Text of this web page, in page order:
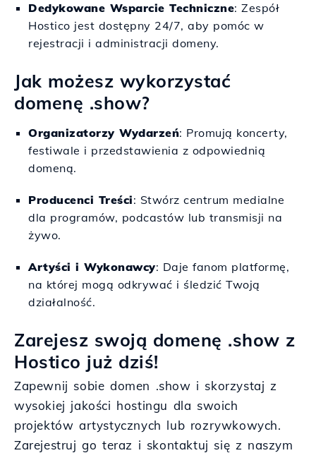
Dedykowane Wsparcie Techniczne: Zespół
Hostico jest dostępny 24/7, aby pomóc w
rejestracji i administracji domeny.
Jak możesz wykorzystać
domenę .show?
Organizatorzy Wydarzeń: Promują koncerty,
festiwale i przedstawienia z odpowiednią
domeną.
Producenci Treści: Stwórz centrum medialne
dla programów, podcastów lub transmisji na
żywo.
Artyści i Wykonawcy: Daje fanom platformę,
na której mogą odkrywać i śledzić Twoją
działalność.
Zarejesz swoją domenę .show z
Hostico już dziś!
Zapewnij sobie domen .show i skorzystaj z
wysokiej jakości hostingu dla swoich
projektów artystycznych lub rozrywkowych.
Zarejestruj go teraz i skontaktuj się z naszym